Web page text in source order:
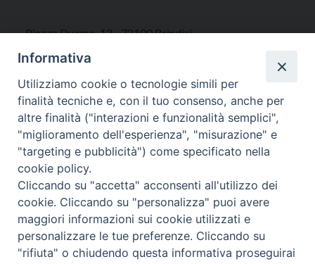
Piazza Duomo, 12 - 72100 Brindisi
Tel 0831.521958
Fax 0831.528315
Orari Curia
Mar. / Mer. / Giov. ore 9 - 13
nei mesi estivi solo Martedì ore 9 - 13
WebMail
Informativa
Utilizziamo cookie o tecnologie simili per
finalità tecniche e, con il tuo consenso, anche per
altre finalità ("interazioni e funzionalità semplici",
"miglioramento dell'esperienza", "misurazione" e
"targeting e pubblicità") come specificato nella
cookie policy.
Cliccando su "accetta" acconsenti all'utilizzo dei
cookie. Cliccando su "personalizza" puoi avere
maggiori informazioni sui cookie utilizzati e
personalizzare le tue preferenze. Cliccando su
"rifiuta" o chiudendo questa informativa proseguirai